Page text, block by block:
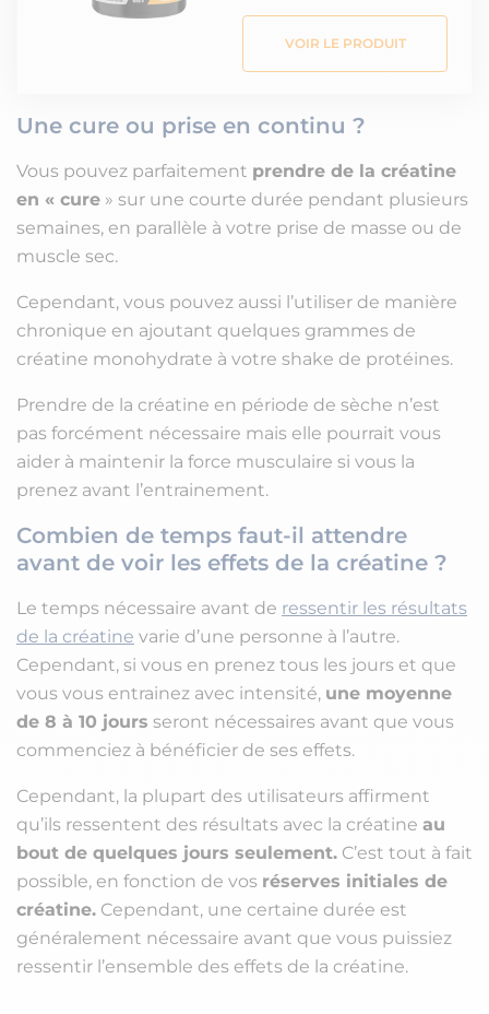
VOIR LE PRODUIT
Une cure ou prise en continu ?
Vous pouvez parfaitement prendre de la créatine
en « cure » sur une courte durée pendant plusieurs
semaines, en parallèle à votre prise de masse ou de
muscle sec.
Cependant, vous pouvez aussi l’utiliser de manière
chronique en ajoutant quelques grammes de
créatine monohydrate à votre shake de protéines.
Prendre de la créatine en période de sèche n’est
pas forcément nécessaire mais elle pourrait vous
aider à maintenir la force musculaire si vous la
prenez avant l’entrainement.
Combien de temps faut-il attendre
avant de voir les effets de la créatine ?
Le temps nécessaire avant de ressentir les résultats
de la créatine varie d’une personne à l’autre.
Cependant, si vous en prenez tous les jours et que
vous vous entrainez avec intensité, une moyenne
de 8 à 10 jours seront nécessaires avant que vous
commenciez à bénéficier de ses effets.
Cependant, la plupart des utilisateurs affirment
qu’ils ressentent des résultats avec la créatine au
bout de quelques jours seulement. C’est tout à fait
possible, en fonction de vos réserves initiales de
créatine. Cependant, une certaine durée est
généralement nécessaire avant que vous puissiez
ressentir l’ensemble des effets de la créatine.